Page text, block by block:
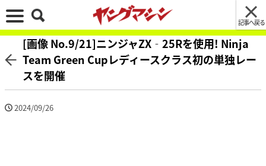
記事へ戻る
[画像 No.9/21]ニンジャZX‐25Rを使用! Ninja
Team Green Cupレディースクラス初の単独レー
スを開催
2024/09/26